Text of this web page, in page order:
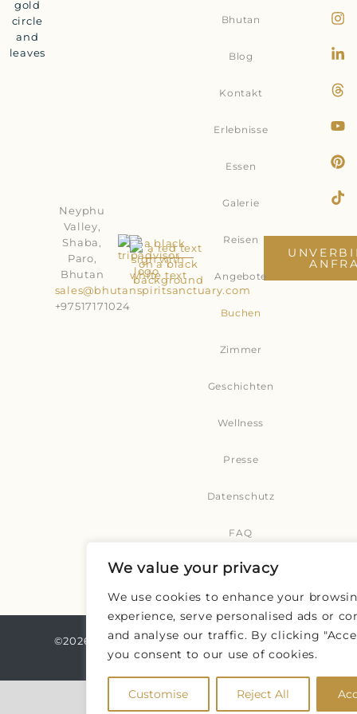
We value your privacy
We use cookies to enhance your
experience, serve personalised ads or
and analyse our traffic. By clicking
you consent to our use of cookies.
Customise Reject All
Neyphu
Valley,
Shaba,
Paro,
Bhutan
sales@bhutanspiritsanctuary.com
+97517171024
Bhutan
Blog
Kontakt
Erlebnisse
Essen
Galerie
Reisen
Angebote
Buchen
Zimmer
Geschichten
Wellness
Presse
Datenschutz
FAQ
©2026 Bhutan Spirit Sanctuary.Alle Rechte
vorbehalten.